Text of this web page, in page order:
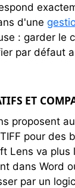
d'une
: garder le
par défaut
ET
proposent
pour des
Lens va plus
dans Word
par un